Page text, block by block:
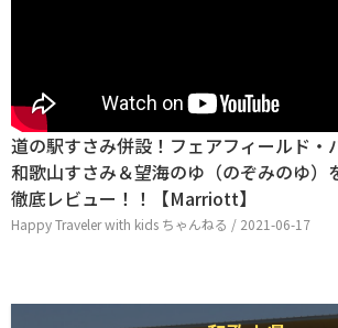
道の駅すさみ併設！フェアフィールド・
和歌山すさみ＆望海のゆ（のぞみのゆ）
徹底レビュー！！【Marriott】
Happy Traveler with kids ちゃんねる / 2021-06-17